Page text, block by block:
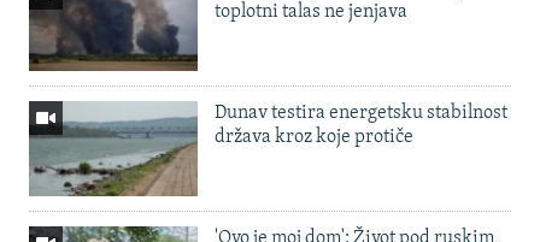
toplotni talas ne jenjava
Dunav testira energetsku stabilnost
država kroz koje protiče